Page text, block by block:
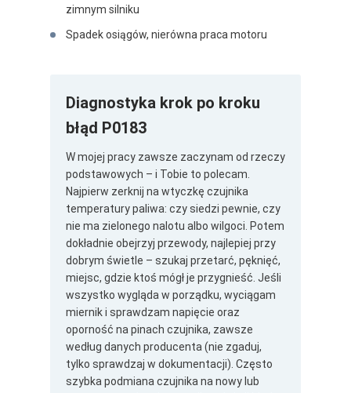
zimnym silniku
Spadek osiągów, nierówna praca motoru
Diagnostyka krok po kroku
błąd P0183
W mojej pracy zawsze zaczynam od rzeczy
podstawowych – i Tobie to polecam.
Najpierw zerknij na wtyczkę czujnika
temperatury paliwa: czy siedzi pewnie, czy
nie ma zielonego nalotu albo wilgoci. Potem
dokładnie obejrzyj przewody, najlepiej przy
dobrym świetle – szukaj przetarć, pęknięć,
miejsc, gdzie ktoś mógł je przygnieść. Jeśli
wszystko wygląda w porządku, wyciągam
miernik i sprawdzam napięcie oraz
oporność na pinach czujnika, zawsze
według danych producenta (nie zgaduj,
tylko sprawdzaj w dokumentacji). Często
szybka podmiana czujnika na nowy lub